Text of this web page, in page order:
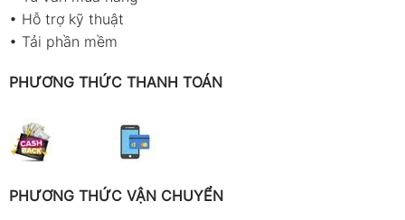
• Hỗ trợ kỹ thuật
• Tải phần mềm
PHƯƠNG THỨC THANH TOÁN
PHƯƠNG THỨC VẬN CHUYỂN